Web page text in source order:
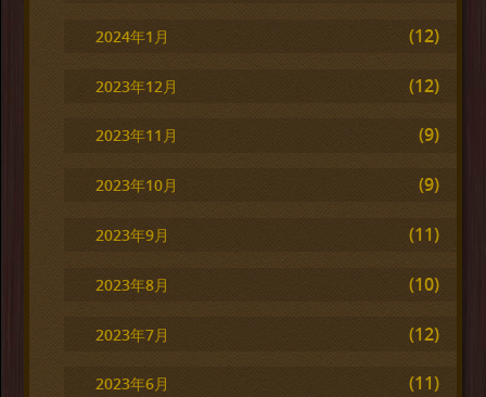
2024年1月 (12)
2023年12月 (12)
2023年11月 (9)
2023年10月 (9)
2023年9月 (11)
2023年8月 (10)
2023年7月 (12)
2023年6月 (11)